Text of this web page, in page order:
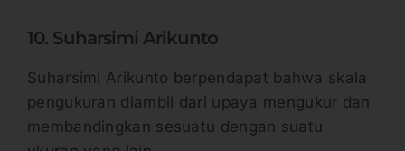
10. Suharsimi Arikunto
Suharsimi Arikunto berpendapat bahwa skala
pengukuran diambil dari upaya mengukur dan
membandingkan sesuatu dengan suatu